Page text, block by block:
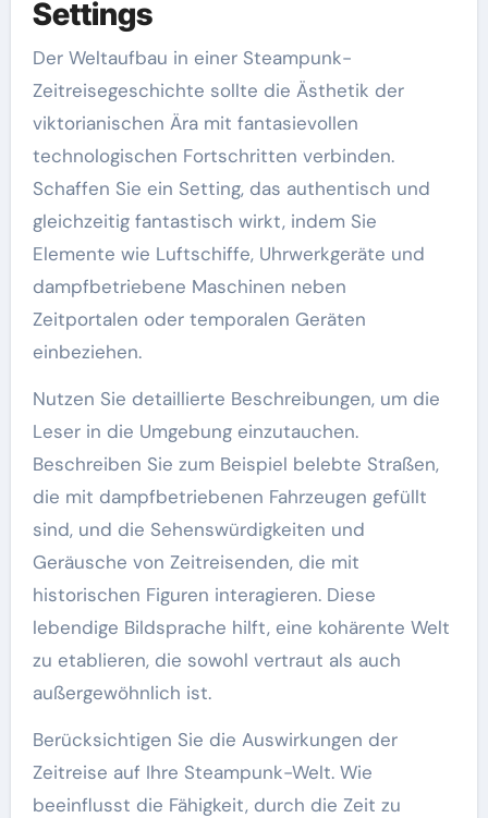
Settings
Der Weltaufbau in einer Steampunk-
Zeitreisegeschichte sollte die Ästhetik der
viktorianischen Ära mit fantasievollen
technologischen Fortschritten verbinden.
Schaffen Sie ein Setting, das authentisch und
gleichzeitig fantastisch wirkt, indem Sie
Elemente wie Luftschiffe, Uhrwerkgeräte und
dampfbetriebene Maschinen neben
Zeitportalen oder temporalen Geräten
einbeziehen.
Nutzen Sie detaillierte Beschreibungen, um die
Leser in die Umgebung einzutauchen.
Beschreiben Sie zum Beispiel belebte Straßen,
die mit dampfbetriebenen Fahrzeugen gefüllt
sind, und die Sehenswürdigkeiten und
Geräusche von Zeitreisenden, die mit
historischen Figuren interagieren. Diese
lebendige Bildsprache hilft, eine kohärente Welt
zu etablieren, die sowohl vertraut als auch
außergewöhnlich ist.
Berücksichtigen Sie die Auswirkungen der
Zeitreise auf Ihre Steampunk-Welt. Wie
beeinflusst die Fähigkeit, durch die Zeit zu